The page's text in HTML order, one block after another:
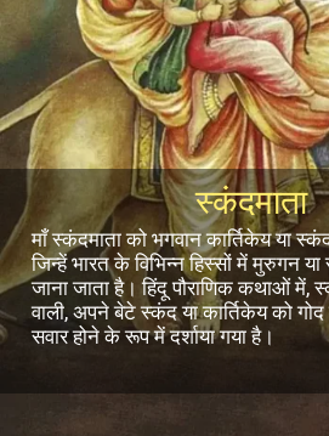
स्कंदमाता
माँ स्कंदमाता को भगवान कार्तिकेय या
जिन्हें भारत के विभिन्न हिस्सों में मुरुगन
जाना जाता है। हिंदू पौराणिक कथाओं में,
वाली, अपने बेटे स्कंद या कार्तिकेय को
सवार होने के रूप में दर्शाया गया है।